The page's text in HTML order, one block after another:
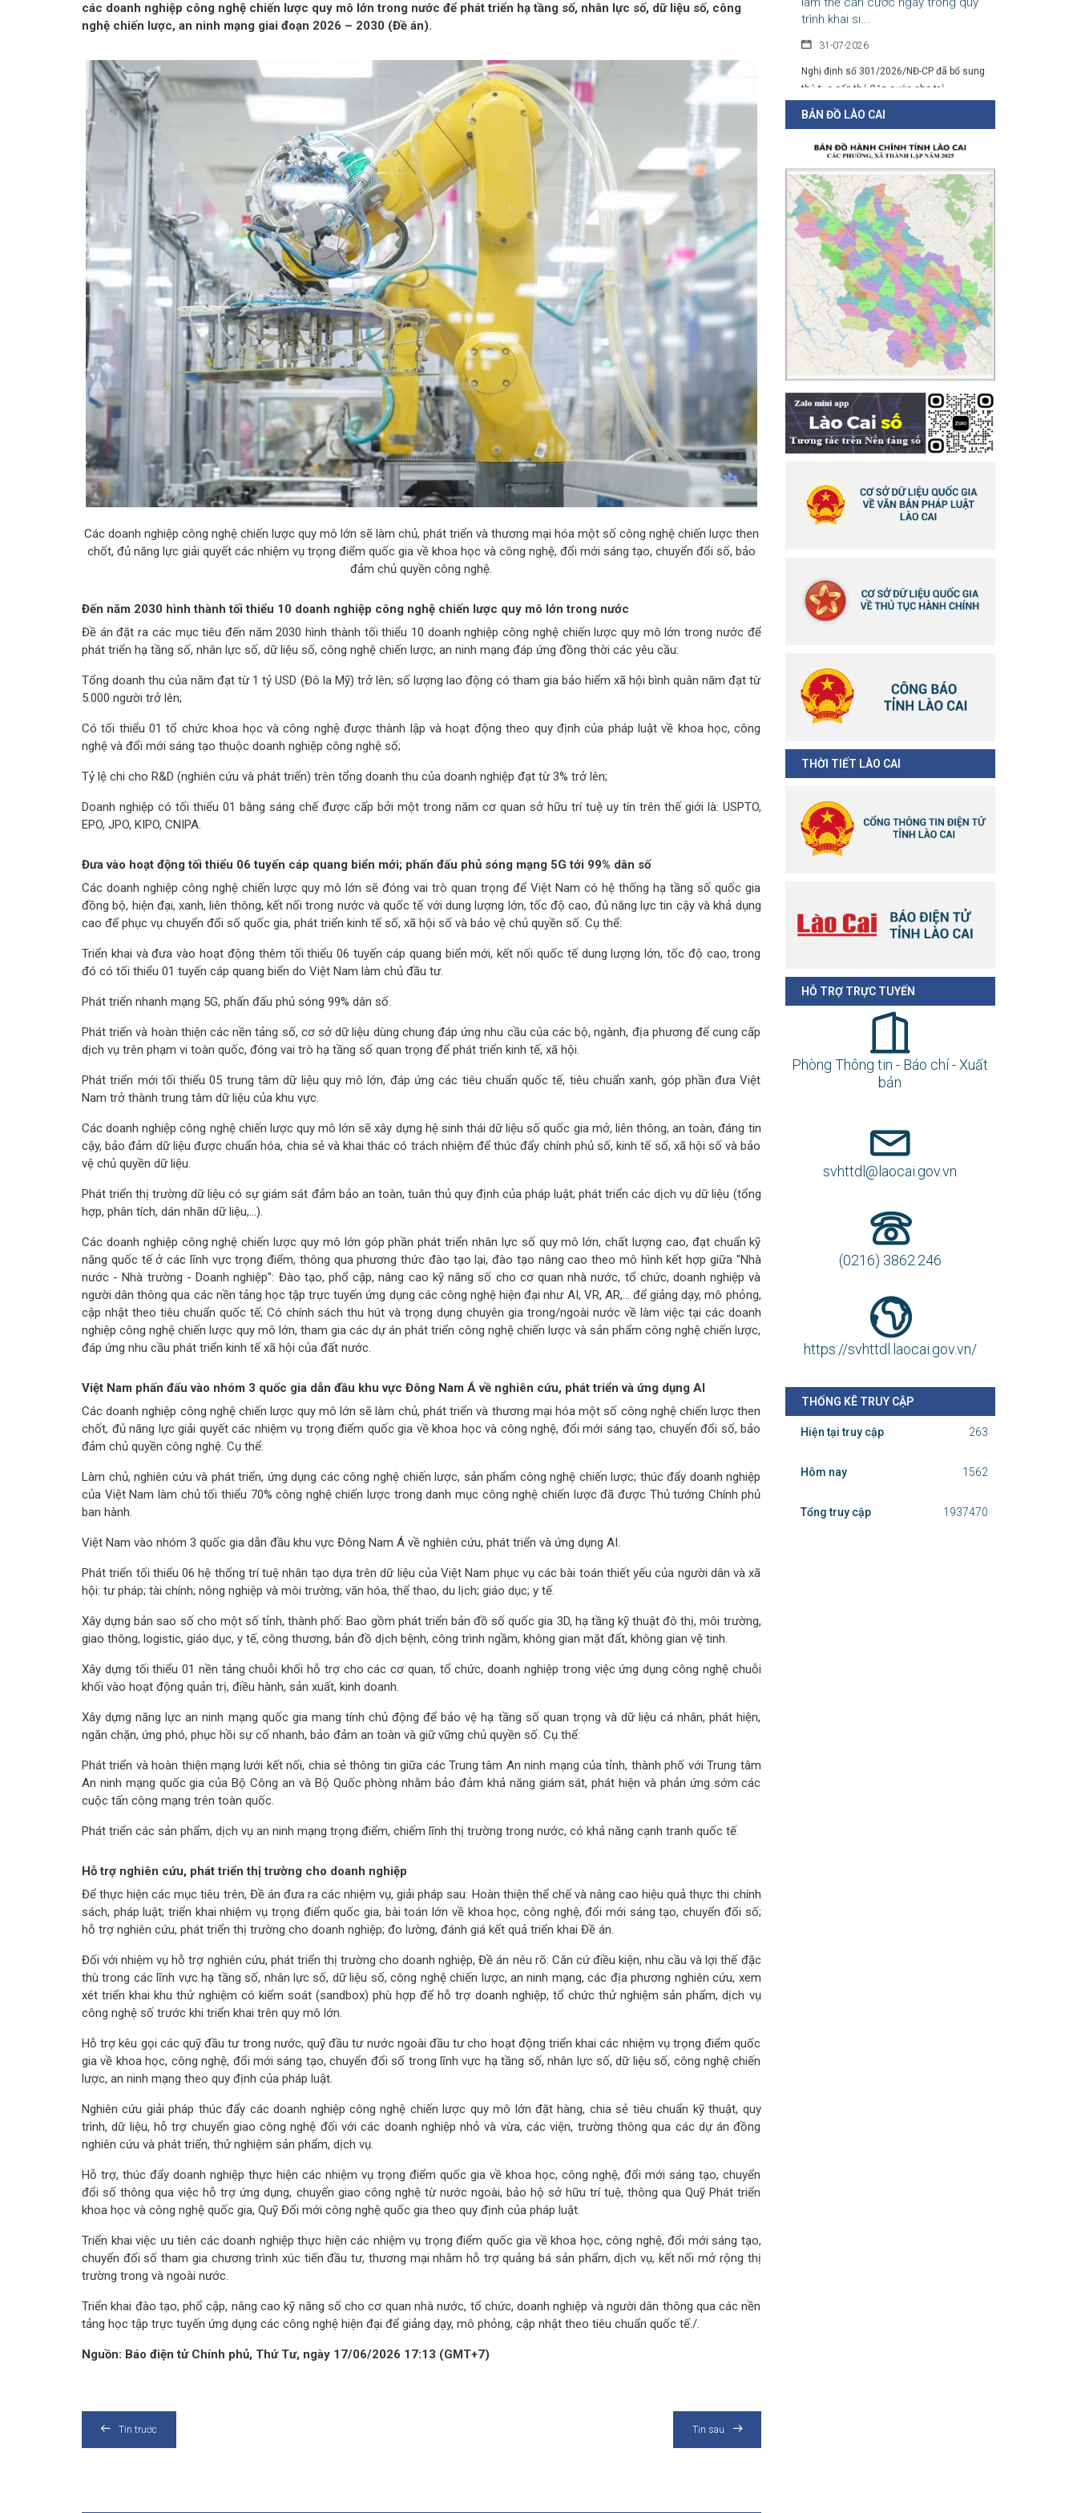
các doanh nghiệp công nghệ chiến lược quy mô lớn trong nước để phát triển hạ tầng số, nhân lực số, dữ liệu số, công
nghệ chiến lược, an ninh mạng giai đoạn 2026 – 2030 (Đề án).
Các doanh nghiệp công nghệ chiến lược quy mô lớn sẽ làm chủ, phát triển và thương mại hóa một số công nghệ chiến lược then
chốt, đủ năng lực giải quyết các nhiệm vụ trọng điểm quốc gia về khoa học và công nghệ, đổi mới sáng tạo, chuyển đổi số, bảo
đảm chủ quyền công nghệ.
Đến năm 2030 hình thành tối thiểu 10 doanh nghiệp công nghệ chiến lược quy mô lớn trong nước
Đề án đặt ra các mục tiêu đến năm 2030 hình thành tối thiểu 10 doanh nghiệp công nghệ chiến lược quy mô lớn trong nước để
phát triển hạ tầng số, nhân lực số, dữ liệu số, công nghệ chiến lược, an ninh mạng đáp ứng đồng thời các yêu cầu:
Tổng doanh thu của năm đạt từ 1 tỷ USD (Đô la Mỹ) trở lên; số lượng lao động có tham gia bảo hiểm xã hội bình quân năm đạt từ
5.000 người trở lên;
Có tối thiểu 01 tổ chức khoa học và công nghệ được thành lập và hoạt động theo quy định của pháp luật về khoa học, công
nghệ và đổi mới sáng tạo thuộc doanh nghiệp công nghệ số;
Tỷ lệ chi cho R&D (nghiên cứu và phát triển) trên tổng doanh thu của doanh nghiệp đạt từ 3% trở lên;
Doanh nghiệp có tối thiểu 01 bằng sáng chế được cấp bởi một trong năm cơ quan sở hữu trí tuệ uy tín trên thế giới là: USPTO,
EPO, JPO, KIPO, CNIPA.
Đưa vào hoạt động tối thiểu 06 tuyến cáp quang biển mới; phấn đấu phủ sóng mạng 5G tới 99% dân số
Các doanh nghiệp công nghệ chiến lược quy mô lớn sẽ đóng vai trò quan trọng để Việt Nam có hệ thống hạ tầng số quốc gia
đồng bộ, hiện đại, xanh, liên thông, kết nối trong nước và quốc tế với dung lượng lớn, tốc độ cao, đủ năng lực tin cậy và khả dụng
cao để phục vụ chuyển đổi số quốc gia, phát triển kinh tế số, xã hội số và bảo vệ chủ quyền số. Cụ thể:
Triển khai và đưa vào hoạt động thêm tối thiểu 06 tuyến cáp quang biển mới, kết nối quốc tế dung lượng lớn, tốc độ cao, trong
đó có tối thiểu 01 tuyến cáp quang biển do Việt Nam làm chủ đầu tư.
Phát triển nhanh mạng 5G, phấn đấu phủ sóng 99% dân số.
Phát triển và hoàn thiện các nền tảng số, cơ sở dữ liệu dùng chung đáp ứng nhu cầu của các bộ, ngành, địa phương để cung cấp
dịch vụ trên phạm vi toàn quốc, đóng vai trò hạ tầng số quan trọng để phát triển kinh tế, xã hội.
Phát triển mới tối thiểu 05 trung tâm dữ liệu quy mô lớn, đáp ứng các tiêu chuẩn quốc tế, tiêu chuẩn xanh, góp phần đưa Việt
Nam trở thành trung tâm dữ liệu của khu vực.
Các doanh nghiệp công nghệ chiến lược quy mô lớn sẽ xây dựng hệ sinh thái dữ liệu số quốc gia mở, liên thông, an toàn, đáng tin
cậy, bảo đảm dữ liệu được chuẩn hóa, chia sẻ và khai thác có trách nhiệm để thúc đẩy chính phủ số, kinh tế số, xã hội số và bảo
vệ chủ quyền dữ liệu.
Phát triển thị trường dữ liệu có sự giám sát đảm bảo an toàn, tuân thủ quy định của pháp luật; phát triển các dịch vụ dữ liệu (tổng
hợp, phân tích, dán nhãn dữ liệu,...).
Các doanh nghiệp công nghệ chiến lược quy mô lớn góp phần phát triển nhân lực số quy mô lớn, chất lượng cao, đạt chuẩn kỹ
năng quốc tế ở các lĩnh vực trọng điểm, thông qua phương thức đào tạo lại, đào tạo nâng cao theo mô hình kết hợp giữa "Nhà
nước - Nhà trường - Doanh nghiệp": Đào tạo, phổ cập, nâng cao kỹ năng số cho cơ quan nhà nước, tổ chức, doanh nghiệp và
người dân thông qua các nền tảng học tập trực tuyến ứng dụng các công nghệ hiện đại như AI, VR, AR,... để giảng dạy, mô phỏng,
cập nhật theo tiêu chuẩn quốc tế; Có chính sách thu hút và trọng dụng chuyên gia trong/ngoài nước về làm việc tại các doanh
nghiệp công nghệ chiến lược quy mô lớn, tham gia các dự án phát triển công nghệ chiến lược và sản phẩm công nghệ chiến lược,
đáp ứng nhu cầu phát triển kinh tế xã hội của đất nước.
Việt Nam phấn đấu vào nhóm 3 quốc gia dẫn đầu khu vực Đông Nam Á về nghiên cứu, phát triển và ứng dụng AI
Các doanh nghiệp công nghệ chiến lược quy mô lớn sẽ làm chủ, phát triển và thương mại hóa một số công nghệ chiến lược then
chốt, đủ năng lực giải quyết các nhiệm vụ trọng điểm quốc gia về khoa học và công nghệ, đổi mới sáng tạo, chuyển đổi số, bảo
đảm chủ quyền công nghệ. Cụ thể:
Làm chủ, nghiên cứu và phát triển, ứng dụng các công nghệ chiến lược, sản phẩm công nghệ chiến lược; thúc đẩy doanh nghiệp
của Việt Nam làm chủ tối thiểu 70% công nghệ chiến lược trong danh mục công nghệ chiến lược đã được Thủ tướng Chính phủ
ban hành.
Việt Nam vào nhóm 3 quốc gia dẫn đầu khu vực Đông Nam Á về nghiên cứu, phát triển và ứng dụng AI.
Phát triển tối thiểu 06 hệ thống trí tuệ nhân tạo dựa trên dữ liệu của Việt Nam phục vụ các bài toán thiết yếu của người dân và xã
hội: tư pháp; tài chính; nông nghiệp và môi trường; văn hóa, thể thao, du lịch; giáo dục; y tế.
Xây dựng bản sao số cho một số tỉnh, thành phố: Bao gồm phát triển bản đồ số quốc gia 3D, hạ tầng kỹ thuật đô thị, môi trường,
giao thông, logistic, giáo dục, y tế, công thương, bản đồ dịch bệnh, công trình ngầm, không gian mặt đất, không gian vệ tinh.
Xây dựng tối thiểu 01 nền tảng chuỗi khối hỗ trợ cho các cơ quan, tổ chức, doanh nghiệp trong việc ứng dụng công nghệ chuỗi
khối vào hoạt động quản trị, điều hành, sản xuất, kinh doanh.
Xây dựng năng lực an ninh mạng quốc gia mang tính chủ động để bảo vệ hạ tầng số quan trọng và dữ liệu cá nhân, phát hiện,
ngăn chặn, ứng phó, phục hồi sự cố nhanh, bảo đảm an toàn và giữ vững chủ quyền số. Cụ thể:
Phát triển và hoàn thiện mạng lưới kết nối, chia sẻ thông tin giữa các Trung tâm An ninh mạng của tỉnh, thành phố với Trung tâm
An ninh mạng quốc gia của Bộ Công an và Bộ Quốc phòng nhằm bảo đảm khả năng giám sát, phát hiện và phản ứng sớm các
cuộc tấn công mạng trên toàn quốc.
Phát triển các sản phẩm, dịch vụ an ninh mạng trọng điểm, chiếm lĩnh thị trường trong nước, có khả năng cạnh tranh quốc tế.
Hỗ trợ nghiên cứu, phát triển thị trường cho doanh nghiệp
Để thực hiện các mục tiêu trên, Đề án đưa ra các nhiệm vụ, giải pháp sau: Hoàn thiện thể chế và nâng cao hiệu quả thực thi chính
sách, pháp luật; triển khai nhiệm vụ trọng điểm quốc gia, bài toán lớn về khoa học, công nghệ, đổi mới sáng tạo, chuyển đổi số;
hỗ trợ nghiên cứu, phát triển thị trường cho doanh nghiệp; đo lường, đánh giá kết quả triển khai Đề án.
Đối với nhiệm vụ hỗ trợ nghiên cứu, phát triển thị trường cho doanh nghiệp, Đề án nêu rõ: Căn cứ điều kiện, nhu cầu và lợi thế đặc
thù trong các lĩnh vực hạ tầng số, nhân lực số, dữ liệu số, công nghệ chiến lược, an ninh mạng, các địa phương nghiên cứu, xem
xét triển khai khu thử nghiệm có kiểm soát (sandbox) phù hợp để hỗ trợ doanh nghiệp, tổ chức thử nghiệm sản phẩm, dịch vụ
công nghệ số trước khi triển khai trên quy mô lớn.
Hỗ trợ kêu gọi các quỹ đầu tư trong nước, quỹ đầu tư nước ngoài đầu tư cho hoạt động triển khai các nhiệm vụ trọng điểm quốc
gia về khoa học, công nghệ, đổi mới sáng tạo, chuyển đổi số trong lĩnh vực hạ tầng số, nhân lực số, dữ liệu số, công nghệ chiến
lược, an ninh mạng theo quy định của pháp luật.
Nghiên cứu giải pháp thúc đẩy các doanh nghiệp công nghệ chiến lược quy mô lớn đặt hàng, chia sẻ tiêu chuẩn kỹ thuật, quy
trình, dữ liệu, hỗ trợ chuyển giao công nghệ đối với các doanh nghiệp nhỏ và vừa, các viện, trường thông qua các dự án đồng
nghiên cứu và phát triển, thử nghiệm sản phẩm, dịch vụ.
Hỗ trợ, thúc đẩy doanh nghiệp thực hiện các nhiệm vụ trọng điểm quốc gia về khoa học, công nghệ, đổi mới sáng tạo, chuyển
đổi số thông qua việc hỗ trợ ứng dụng, chuyển giao công nghệ từ nước ngoài, bảo hộ sở hữu trí tuệ, thông qua Quỹ Phát triển
khoa học và công nghệ quốc gia, Quỹ Đổi mới công nghệ quốc gia theo quy định của pháp luật.
Triển khai việc ưu tiên các doanh nghiệp thực hiện các nhiệm vụ trọng điểm quốc gia về khoa học, công nghệ, đổi mới sáng tạo,
chuyển đổi số tham gia chương trình xúc tiến đầu tư, thương mại nhằm hỗ trợ quảng bá sản phẩm, dịch vụ, kết nối mở rộng thị
trường trong và ngoài nước.
Triển khai đào tạo, phổ cập, nâng cao kỹ năng số cho cơ quan nhà nước, tổ chức, doanh nghiệp và người dân thông qua các nền
tảng học tập trực tuyến ứng dụng các công nghệ hiện đại để giảng dạy, mô phỏng, cập nhật theo tiêu chuẩn quốc tế./.
Nguồn: Báo điện tử Chính phủ, Thứ Tư, ngày 17/06/2026 17:13 (GMT+7)
Tin trước Tin sau
31-07-2026
Nghị định số 301/2026/NĐ-CP đã bổ sung
BẢN ĐỒ LÀO CAI
THỜI TIẾT LÀO CAI
HỖ TRỢ TRỰC TUYẾN
Phòng Thông tin - Báo chí - Xuất
bản
svhttdl@laocai.gov.vn
(0216) 3862.246
https://svhttdl.laocai.gov.vn/
THỐNG KÊ TRUY CẬP
Hiện tại truy cập 263
Hôm nay 1562
Tổng truy cập 1937470